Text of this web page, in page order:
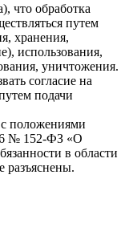
что обработка
путем
хранения,
использования,
уничтожения.
согласие на
подачи
положениями
№ 152-ФЗ «О
в области
разъяснены.